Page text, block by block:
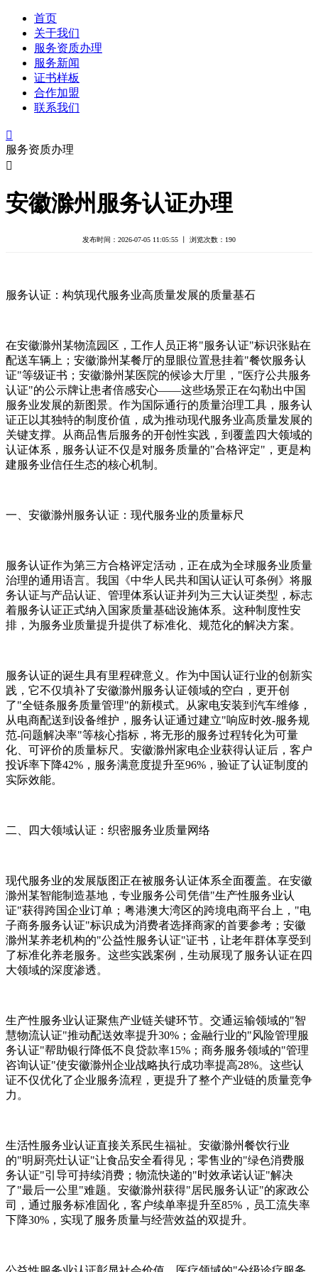
首页
关于我们
服务资质办理
服务新闻
证书样板
合作加盟
联系我们

服务资质办理

安徽滁州服务认证办理
发布时间：2026-07-05 11:05:55 丨 浏览次数： 190
服务认证：构筑现代服务业高质量发展的质量基石
在安徽滁州某物流园区，工作人员正将"服务认证"标识张贴在
配送车辆上；安徽滁州某餐厅的显眼位置悬挂着"餐饮服务认
证"等级证书；安徽滁州某医院的候诊大厅里，"医疗公共服务
认证"的公示牌让患者倍感安心——这些场景正在勾勒出中国
服务业发展的新图景。作为国际通行的质量治理工具，服务认
证正以其独特的制度价值，成为推动现代服务业高质量发展的
关键支撑。从商品售后服务的开创性实践，到覆盖四大领域的
认证体系，服务认证不仅是对服务质量的"合格评定"，更是构
建服务业信任生态的核心机制。
一、安徽滁州服务认证：现代服务业的质量标尺
服务认证作为第三方合格评定活动，正在成为全球服务业质量
治理的通用语言。我国《中华人民共和国认证认可条例》将服
务认证与产品认证、管理体系认证并列为三大认证类型，标志
着服务认证正式纳入国家质量基础设施体系。这种制度性安
排，为服务业质量提升提供了标准化、规范化的解决方案。
服务认证的诞生具有里程碑意义。作为中国认证行业的创新实
践，它不仅填补了安徽滁州服务认证领域的空白，更开创
了"全链条服务质量管理"的新模式。从家电安装到汽车维修，
从电商配送到设备维护，服务认证通过建立"响应时效-服务规
范-问题解决率"等核心指标，将无形的服务过程转化为可量
化、可评价的质量标尺。安徽滁州家电企业获得认证后，客户
投诉率下降42%，服务满意度提升至96%，验证了认证制度的
实际效能。
二、四大领域认证：织密服务业质量网络
现代服务业的发展版图正在被服务认证体系全面覆盖。在安徽
滁州某智能制造基地，专业服务公司凭借"生产性服务业认
证"获得跨国企业订单；粤港澳大湾区的跨境电商平台上，"电
子商务服务认证"标识成为消费者选择商家的首要参考；安徽
滁州某养老机构的"公益性服务认证"证书，让老年群体享受到
了标准化养老服务。这些实践案例，生动展现了服务认证在四
大领域的深度渗透。
生产性服务业认证聚焦产业链关键环节。交通运输领域的"智
慧物流认证"推动配送效率提升30%；金融行业的"风险管理服
务认证"帮助银行降低不良贷款率15%；商务服务领域的"管理
咨询认证"使安徽滁州企业战略执行成功率提高28%。这些认
证不仅优化了企业服务流程，更提升了整个产业链的质量竞争
力。
生活性服务业认证直接关系民生福祉。安徽滁州餐饮行业
的"明厨亮灶认证"让食品安全看得见；零售业的"绿色消费服
务认证"引导可持续消费；物流快递的"时效承诺认证"解决
了"最后一公里"难题。安徽滁州获得"居民服务认证"的家政公
司，通过服务标准固化，客户续单率提升至85%，员工流失率
下降30%，实现了服务质量与经营效益的双提升。